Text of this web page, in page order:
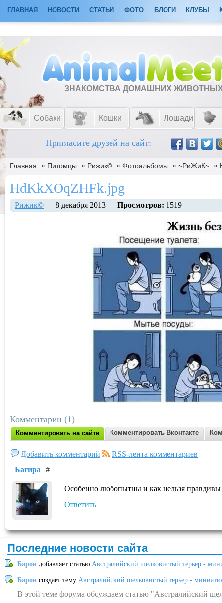
ГЛАВНАЯ НОВОСТИ СТАТЬИ ФОТО БЛОГИ КЛУБЫ
ЗНАКОМСТВА ДОМАШНИХ
Собаки Кошки Лошади
Пригласите друзей на сайт:
Главная » Питомцы » Рижик© » Фотоальбомы » ~РиЖиК~ »
HdKkXOqZHFk.jpg
Рижик© — 8 декабря 2013 — Просмотров: 1519
Комментарии (1)
Комментировать на сайте Комментировать Вконтакте
Добавить комментарий
RSS-лента комментариев
Багира
#
Особенно любопытны и как нельзя
Ответить
Последние новости сайта
Барон добавляет статью Австралийский шелковистый терьер -
Барон создает тему Австралийский шелковистый терьер -
В этой теме форума обсуждаем статью "Австралийский